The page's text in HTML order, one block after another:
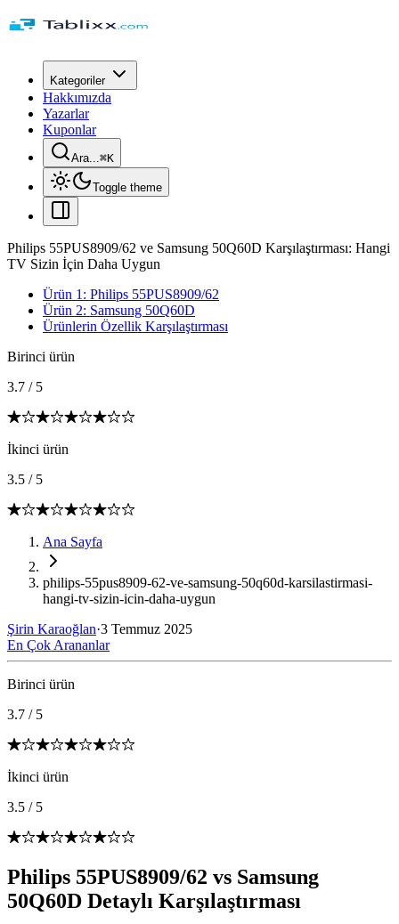
Kategoriler
Hakkımızda
Yazarlar
Kuponlar
Ara...⌘K
Toggle theme
Philips 55PUS8909/62 ve Samsung 50Q60D Karşılaştırması: Hangi
TV Sizin İçin Daha Uygun
Ürün 1: Philips 55PUS8909/62
Ürün 2: Samsung 50Q60D
Ürünlerin Özellik Karşılaştırması
Birinci ürün
3.7 / 5
İkinci ürün
3.5 / 5
Ana Sayfa
philips-55pus8909-62-ve-samsung-50q60d-karsilastirmasi-
hangi-tv-sizin-icin-daha-uygun
Şirin Karaoğlan·3 Temmuz 2025
En Çok Arananlar
Birinci ürün
3.7 / 5
İkinci ürün
3.5 / 5
Philips 55PUS8909/62 vs Samsung
50Q60D Detaylı Karşılaştırması